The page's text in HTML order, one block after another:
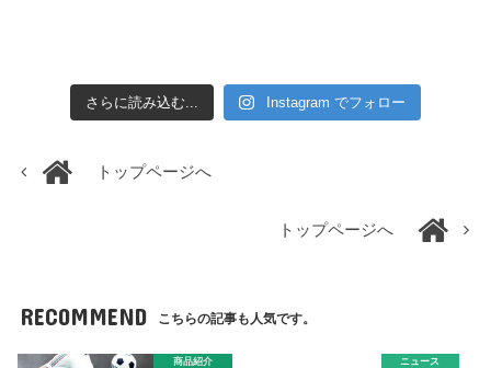
さらに読み込む... Instagram でフォロー
トップページへ
トップページへ
RECOMMEND こちらの記事も人気です。
商品紹介 ニュース